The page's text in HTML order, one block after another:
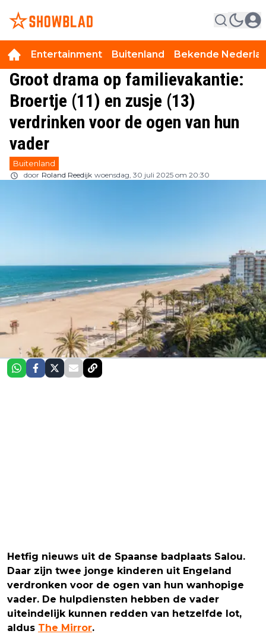
Entertainment Buitenland Bekende
Groot drama op familievakantie:
Broertje (11) en zusje (13)
verdrinken voor de ogen van hun
vader
Buitenland
door Roland Reedijk woensdag, 30 juli 2025 om 20:30
Hetfig nieuws uit de Spaanse badplaats Salou.
Daar zijn twee jonge kinderen uit Engeland
verdronken voor de ogen van hun wanhopige
vader. De hulpdiensten hebben de vader
uiteindelijk kunnen redden van hetzelfde lot,
aldus The Mirror.